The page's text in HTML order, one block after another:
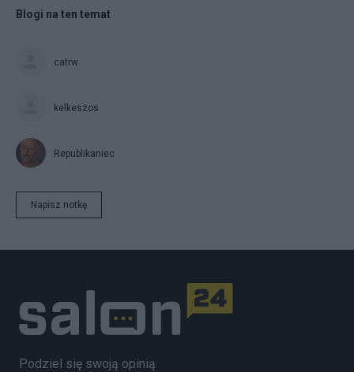
Blogi na ten temat
catrw
kelkeszos
Republikaniec
Napisz notkę
Podziel się swoją opinią